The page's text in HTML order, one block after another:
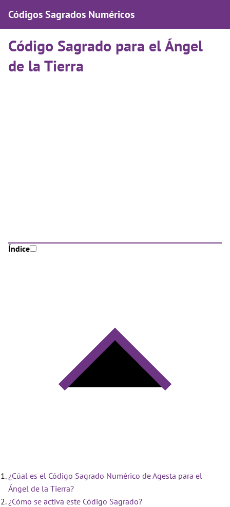
Códigos Sagrados Numéricos
Código Sagrado para el Ángel
de la Tierra
Índice
¿Cúal es el Código Sagrado Numérico de Agesta para el
Ángel de la Tierra?
¿Cómo se activa este Código Sagrado?